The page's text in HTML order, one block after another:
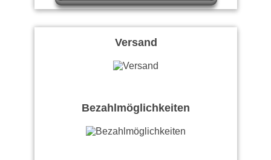
Versand
Bezahlmöglichkeiten